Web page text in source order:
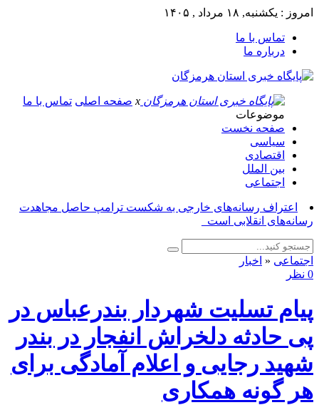
امروز : یکشنبه, ۱۸ مرداد , ۱۴۰۵
تماس با ما
درباره ما
x صفحه اصلی تماس با ما
موضوعات
صفحه نخست
سیاسی
اقتصادی
بین الملل
اجتماعی
اعتراف رسانه‌های خارجی به شکست ترامپ حاصل مجاهدت
رسانه‌های انقلابی است_
اجتماعی « اخبار
0 نظر
پیام تسلیت شهردار بندرعباس در
پی حادثه دلخراش انفجار در بندر
شهید رجایی و اعلام آمادگی برای
هر گونه همکاری